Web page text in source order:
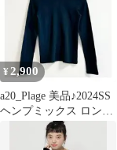
¥2,900
a20_Plage 美品♪2024SS
ヘンプミックス ロング